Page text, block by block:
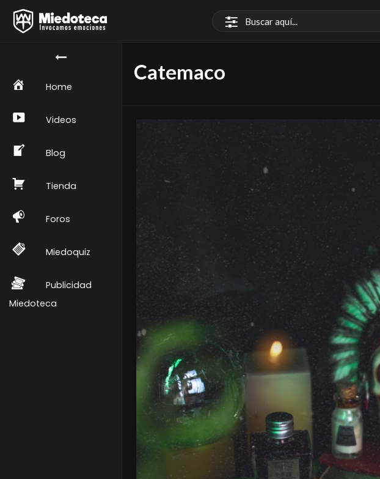
Home
Videos
Blog
Tienda
Foros
Miedoquiz
Publicidad
Miedoteca
Catemaco